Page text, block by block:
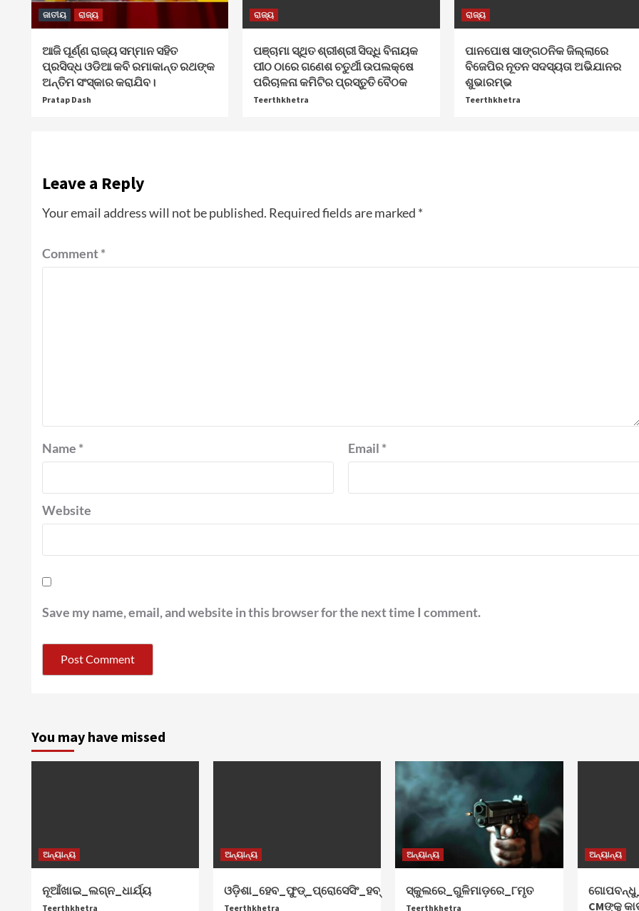
ଜାତୀୟ ରାଜ୍ୟ
ଆଜି ପୂର୍ଣ୍ଣ ରାଜ୍ୟ ସମ୍ମାନ ସହିତ
ପ୍ରସିଦ୍ଧ ଓଡିଆ କବି ରମାକାନ୍ତ ରଥଙ୍କ
ଅନ୍ତିମ ସଂସ୍କାର କରାଯିବ।
Pratap Dash
ରାଜ୍ୟ
ପଞ୍ଚାମା ସ୍ଥିତ ଶ୍ରୀଶ୍ରୀ ସିଦ୍ଧି ବିନାୟକ
ପୀଠ ଠାରେ ଗଣେଶ ଚତୁର୍ଥୀ ଉପଲକ୍ଷେ
ପରିଚାଳନା କମିଟିର ପ୍ରସ୍ତୁତି ବୈଠକ
Teerthkhetra
ରାଜ୍ୟ
ପାନପୋଷ ସାଙ୍ଗଠନିକ ଜିଲ୍ଲାରେ
ବିଜେପିର ନୂତନ ସଦସ୍ୟତା ଅଭିଯାନର
ଶୁଭାରମ୍ଭ
Teerthkhetra
Leave a Reply
Your email address will not be published. Required fields are marked *
Comment*
Name * Email *
Website
Save my name, email, and website in this browser for the next time I comment.
You may have missed
ଅନ୍ୟାନ୍ୟ
ନୂଆଁଖାଇ_ଲଗ୍ନ_ଧାର୍ଯ୍ୟ
Teerthkhetra
ଅନ୍ୟାନ୍ୟ
ଓଡ଼ିଶା_ହେବ_ଫୁଡ୍‌_ପ୍ରୋସେସିଂ_ହବ୍‌
Teerthkhetra
ଅନ୍ୟାନ୍ୟ
ସ୍କୁଲରେ_ଗୁଳିମାଡ଼ରେ_୮ମୃତ
Teerthkhetra
ଅନ୍ୟାନ୍ୟ
CMଙ୍କୁ